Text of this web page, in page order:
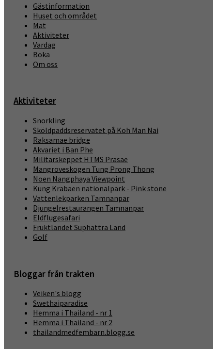
Gästinformation
Huset och området
Mat
Aktiviteter
Vardag
Boka
Om oss
Aktiviteter
Snorkling
Sköldpaddsreservatet på Koh Man Nai
Raksamae bridge
Akvariet i Ban Phe
Militärskeppet HTMS Prasae
Mangroveskogen Tung Prong Thong
Noen Nangphaya Viewpoint
Kung Krabaen nationalpark - Pink stone
Vattenlekparken Tamnanpar
Djungelrestaurangen Tamnanpar
Eldflugesafari
Fruktlandet Suphattra Land
Golf
Bloggar från trakten
Veiken's blogg
Swethaiparadise
Hemma i Thailand - nr 1
Hemma i Thailand - nr 2
thailandmedfembarn.blogg.se